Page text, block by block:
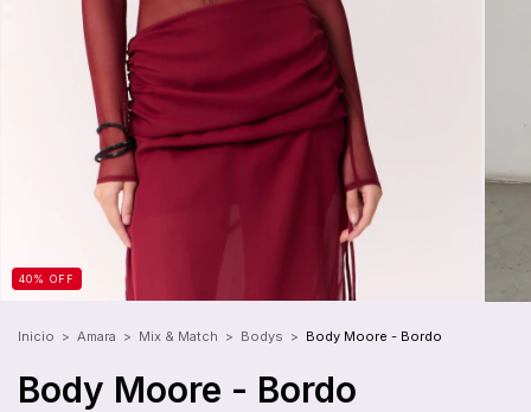
40% OFF
Inicio > Amara > Mix & Match > Bodys > Body Moore - Bordo
Body Moore - Bordo